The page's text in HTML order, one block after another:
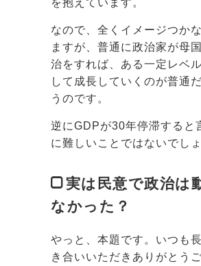
を抱えています。
なので、全くイメージつか
ますが、普通に政治家が母
治をすれば、ある一定レベ
して成長していくのが普通
うのです。
逆にGDPが30年停滞すると
に難しいことではないでし
実は民意で政治は
なかった？
やっと、本題です。いつも
き合いいただきありがとう